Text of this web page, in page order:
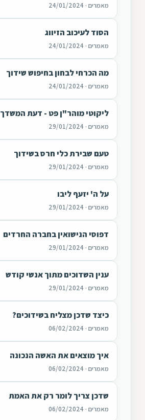
מאמרים · 24/01/2024
הסוד לעיכוב הזיווג
מאמרים · 24/01/2024
מה הכרחי לבחון בחיפוש שידוך
מאמרים · 24/01/2024
ליקוטי מוהר"ן פט - דעת המשדך
מאמרים · 29/01/2024
טעם שבירת כלי חרס בשידוך
מאמרים · 29/01/2024
על ה' יזעף ליבו
מאמרים · 29/01/2024
דפוסי הנישואין בחברה החרדים
מאמרים · 29/01/2024
ענין השדוכים מתוך אנשי קודש
מאמרים · 29/01/2024
כיצד שדכן מצליח בשידוכים?
מאמרים · 06/02/2024
איך מוצאים את האשה הנכונה
מאמרים · 06/02/2024
שדכן צריך לומר רק את האמת
מאמרים · 06/02/2024